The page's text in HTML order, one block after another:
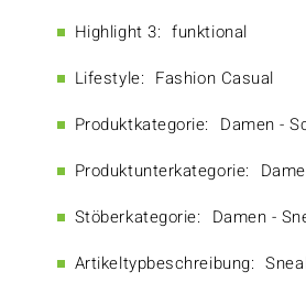
Highlight 3: funktional
Lifestyle: Fashion Casual
Produktkategorie: Damen -
Produktunterkategorie:
Stöberkategorie: Damen -
Artikeltypbeschreibung: